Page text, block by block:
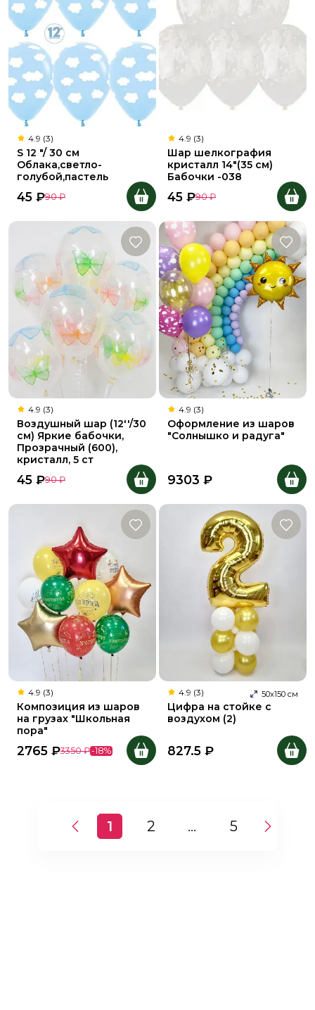
4.9 (3)
S 12 "/ 30 см
Облака,светло-
голубой,пастель
45 ₽90 ₽
4.9 (3)
Шар шелкография
кристалл 14"(35 см)
Бабочки -038
45 ₽90 ₽
4.9 (3)
Воздушный шар (12''/30
см) Яркие бабочки,
Прозрачный (600),
кристалл, 5 ст
45 ₽90 ₽
4.9 (3)
Оформление из шаров
"Солнышко и радуга"
9303 ₽
4.9 (3)
Композиция из шаров
на грузах "Школьная
пора"
2765 ₽3350 ₽-18%
4.9 (3) 50х150 см
Цифра на стойке с
воздухом (2)
827.5 ₽
1 2 ... 5